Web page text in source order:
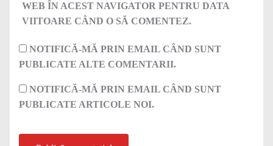
WEB ÎN ACEST NAVIGATOR PENTRU DATA
VIITOARE CÂND O SĂ COMENTEZ.
NOTIFICĂ-MĂ PRIN EMAIL CÂND SUNT
PUBLICATE ALTE COMENTARII.
NOTIFICĂ-MĂ PRIN EMAIL CÂND SUNT
PUBLICATE ARTICOLE NOI.